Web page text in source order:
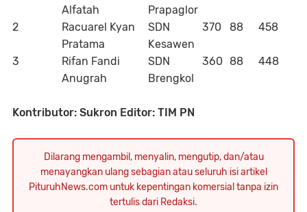
Alfatah
Prapaglor
2
Racuarel Kyan
Pratama
SDN
Kesawen
370 88 458
3
Rifan Fandi
Anugrah
SDN
Brengkol
360 88 448
Kontributor: Sukron Editor: TIM PN
Dilarang mengambil, menyalin, mengutip, dan/atau
menayangkan ulang sebagian atau seluruh isi artikel
PituruhNews.com untuk kepentingan komersial tanpa izin
tertulis dari Redaksi.